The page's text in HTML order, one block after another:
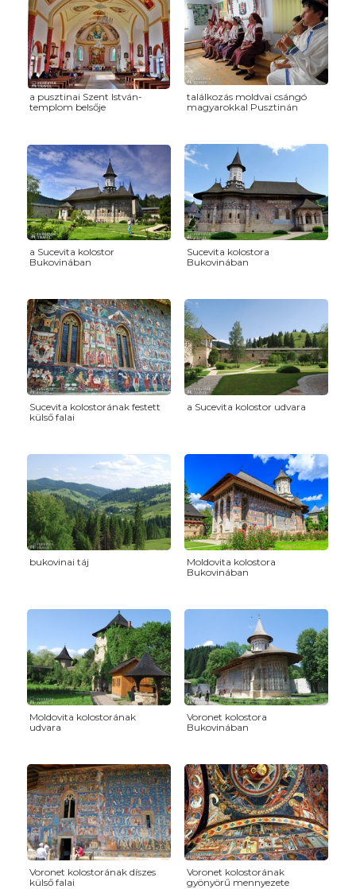
a pusztinai Szent István-
templom belsője
találkozás moldvai csángó
magyarokkal Pusztinán
a Sucevita kolostor
Bukovinában
Sucevita kolostora
Bukovinában
Sucevita kolostorának festett
külső falai
a Sucevita kolostor udvara
bukovinai táj
Moldovita kolostora
Bukovinában
Moldovita kolostorának
udvara
Voronet kolostora
Bukovinában
Voronet kolostorának díszes
külső falai
Voronet kolostorának
gyönyörű mennyezete